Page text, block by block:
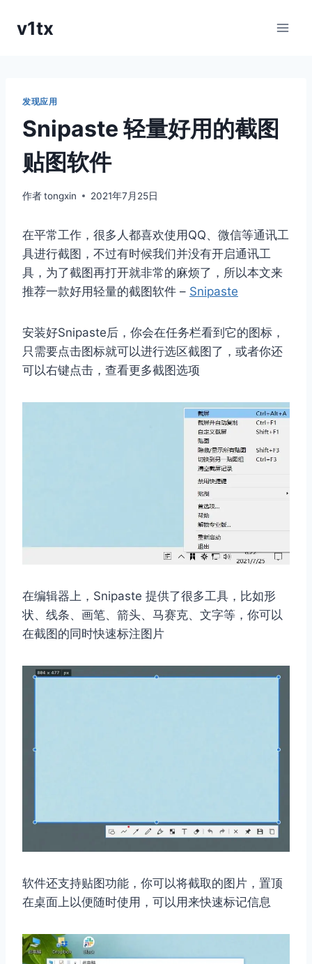
v1tx
发现应用
Snipaste 轻量好用的截图
贴图软件
作者tongxin 2021年7月25日
在平常工作，很多人都喜欢使用QQ、微信等通讯工
具进行截图，不过有时候我们并没有开启通讯工
具，为了截图再打开就非常的麻烦了，所以本文来
推荐一款好用轻量的截图软件 – Snipaste
安装好Snipaste后，你会在任务栏看到它的图标，
只需要点击图标就可以进行选区截图了，或者你还
可以右键点击，查看更多截图选项
在编辑器上，Snipaste 提供了很多工具，比如形
状、线条、画笔、箭头、马赛克、文字等，你可以
在截图的同时快速标注图片
软件还支持贴图功能，你可以将截取的图片，置顶
在桌面上以便随时使用，可以用来快速标记信息